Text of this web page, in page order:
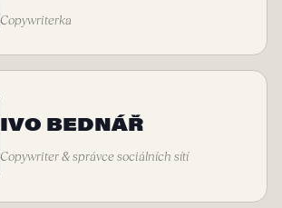
Copywriterka
IVO BEDNÁŘ
Copywriter & správce sociálních sítí